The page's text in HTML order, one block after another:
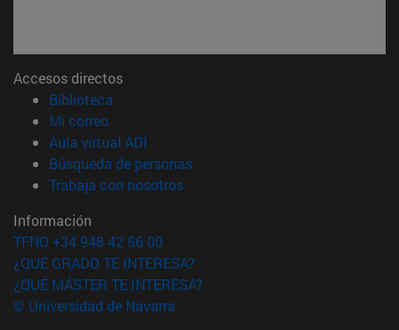
Accesos directos
Biblioteca
Mi correo(abre en nueva ventana)
Aula virtual ADI
Búsqueda de personas(abre en nueva ventana)
Trabaja con nosotros(abre en nueva ventana)
Información
TFNO +34 948 42 56 00
¿QUÉ GRADO TE INTERESA?
¿QUÉ MÁSTER TE INTERESA?
© Universidad de Navarra